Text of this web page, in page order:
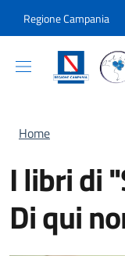
Regione Campania
Briciole di
Home
I libri di
Di qui